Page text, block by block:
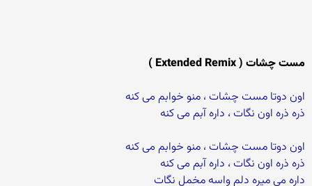
مست چشات ( Extended Remix )
اون دوتا مست چشات ، منو خوابم می کنه
ذره ذره اون نگات ، داره آبم می کنه
اون دوتا مست چشات ، منو خوابم می کنه
ذره ذره اون نگات ، داره آبم می کنه
داره می میره دلم واسه مخمل نگات